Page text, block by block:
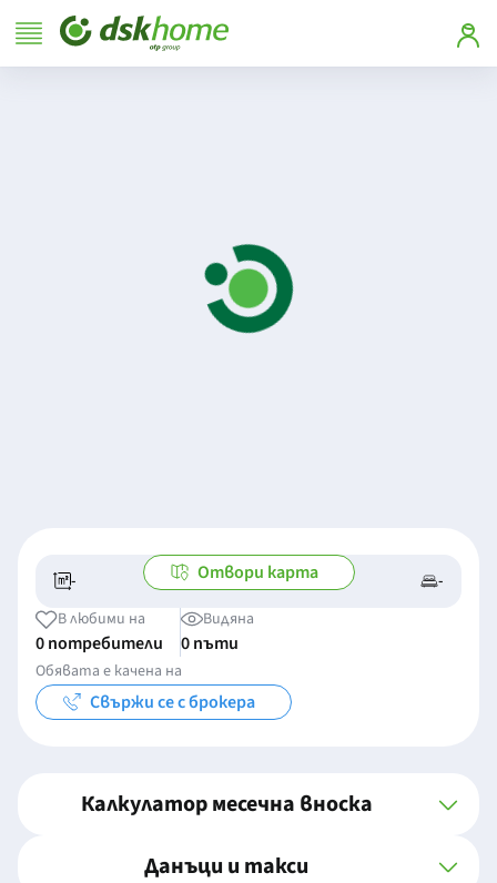
- -/- -
Отвори карта
В любими на
0 потребители
Видяна
0 пъти
Обявата е качена на
Свържи се с брокера
Калкулатор месечна вноска
Данъци и такси